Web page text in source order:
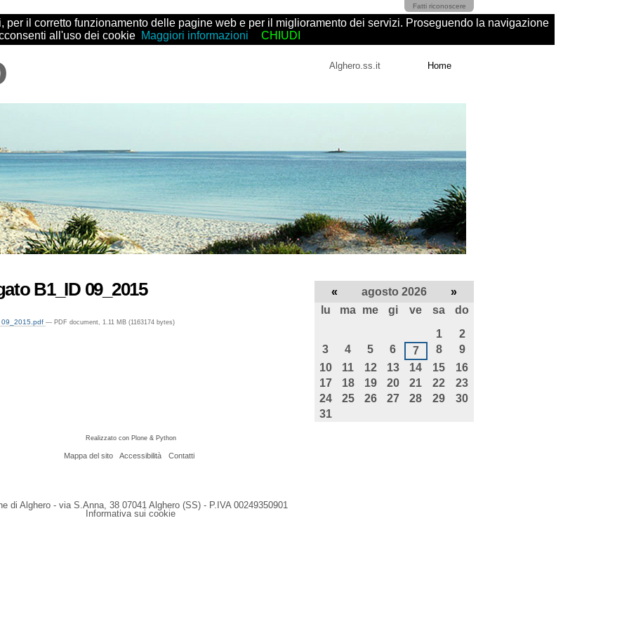
Fatti riconoscere
Alghero.ss.it Home
B1_ID 09_2015
09_2015.pdf — PDF document, 1.11 MB (1163174 bytes)
« agosto 2026 »
lu ma me gi ve sa
do
1
2
3
4 5 6 7 8
9
10
11 12 13 14 15
16
17
18 19 20 21 22
23
24
25 26 27 28 29
30
31
Realizzato con Plone & Python
Mappa del sito Accessibilità Contatti
di Alghero - via S.Anna, 38 07041 Alghero (SS) - P.IVA 00249350901
Informativa sui cookie
il corretto funzionamento delle pagine web e per il miglioramento dei servizi. Proseguendo la navigazione
all'uso dei cookie
Maggiori informazioni CHIUDI